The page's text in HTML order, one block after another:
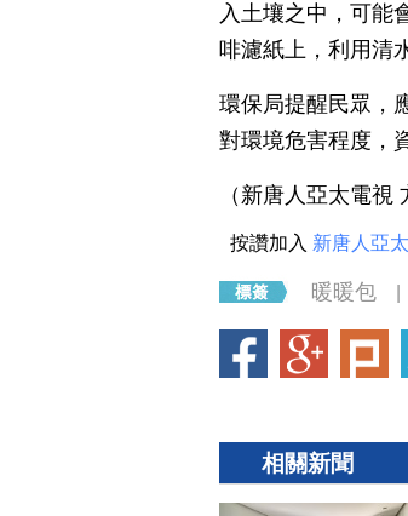
入土壤之中，可能
啡濾紙上，利用清
環保局提醒民眾，
對環境危害程度，
（新唐人亞太電視
按讚加入 新唐人亞
暖暖包
相關新聞